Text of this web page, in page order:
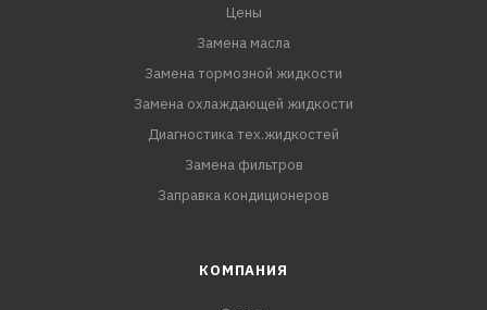
Цены
Замена масла
Замена тормозной жидкости
Замена охлаждающей жидкости
Диагностика тех.жидкостей
Замена фильтров
Заправка кондиционеров
КОМПАНИЯ